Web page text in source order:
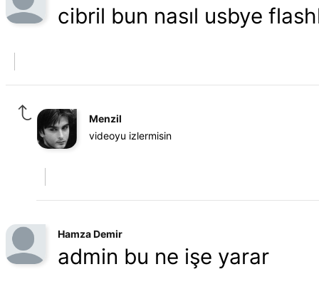
cibril bun nasıl usbye
Menzil
videoyu izlermisin
Hamza Demir
admin bu ne işe yarar